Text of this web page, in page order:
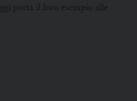
porta il loro esempio alle